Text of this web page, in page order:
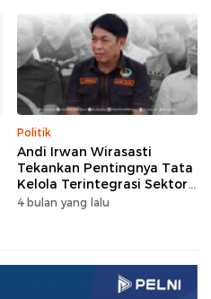
Politik
Andi Irwan Wirasasti
Tekankan Pentingnya Tata
Kelola Terintegrasi Sektor
Peternakan Sulsel
4 bulan yang lalu